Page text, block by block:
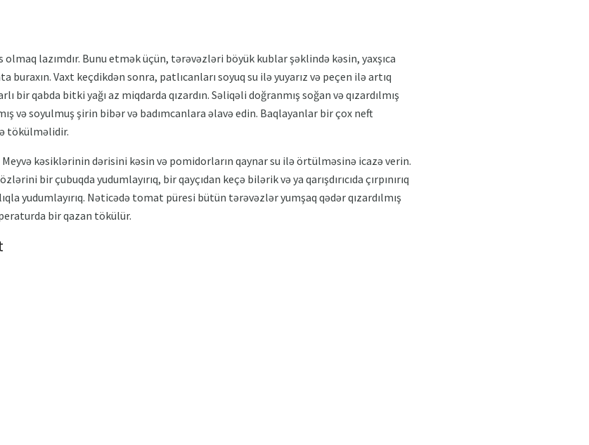
lazımdır. Bunu etmək üçün, tərəvəzləri böyük kublar şəklində kəsin, yaxşıca
Vaxt keçdikdən sonra, patlıcanları soyuq su ilə yuyarız və peçen ilə artıq
bir qabda bitki yağı az miqdarda qızardın. Səliqəli doğranmış soğan və qızardılmış
və soyulmuş şirin bibər və badımcanlara əlavə edin. Baqlayanlar bir çox neft
tökülməlidir.
kəsiklərinin dərisini kəsin və pomidorların qaynar su ilə örtülməsinə icazə verin.
bir çubuqda yudumlayırıq, bir qayçıdan keçə bilərik və ya qarışdırıcıda çırpınırıq
yudumlayırıq. Nəticədə tomat püresi bütün tərəvəzlər yumşaq qədər qızardılmış
bir qazan tökülür.